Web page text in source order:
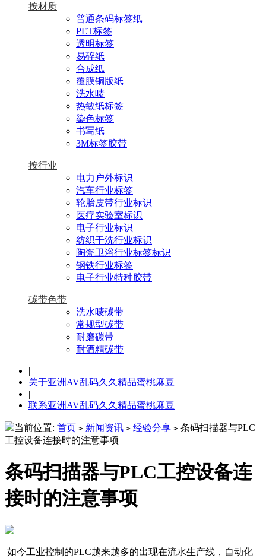
按材质
普通条码标签纸
PET标签
透明标签
易碎纸
合成纸
覆膜铜版纸
洗水唛
热敏纸标签
染色标签
书写纸
3M标签胶带
按行业
电力户外标识
汽车行业标签
轮胎皮带行业标识
医疗实验室标识
电子行业标识
纺织干洗行业标识
陶瓷卫浴行业标签标识
钢铁行业标签
电子行业特种胶带
碳带色带
洗水唛碳带
常规型碳带
耐磨碳带
耐酒精碳带
|
关于亚洲AV乱码久久精品蜜桃麻豆
|
联系亚洲AV乱码久久精品蜜桃麻豆
当前位置: 首页 > 新闻资讯 > 经验分享 > 条码扫描器与PLC
工控设备连接时的注意事项
条码扫描器与PLC工控设备连
接时的注意事项
如今工业控制的PLC越来越多的出现在流水生产线，自动化